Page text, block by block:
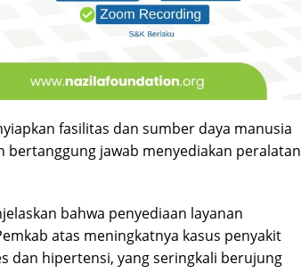
fasilitas dan sumber daya manusia
bertanggung jawab menyediakan peralatan
bahwa penyediaan layanan
atas meningkatnya kasus penyakit
dan hipertensi, yang seringkali berujung